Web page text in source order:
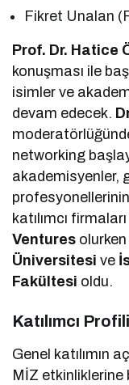
Fikret Unalan
Prof. Dr. Hatice
konuşması ile
isimler ve
devam edecek.
networking
akademisyenler,
profesyonellerinin
katılımcı
Ventures
Üniversitesive
Fakültesi oldu.
Katılımcı Profili
Genel katılımın
MİZ